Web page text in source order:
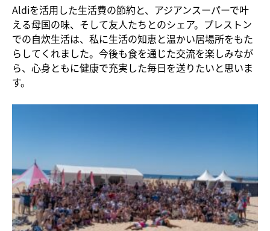
Aldiを活用した生活費の節約と、アジアンスーパーで叶
える母国の味、そして友人たちとのシェア。プレストン
での自炊生活は、私に生活の知恵と温かい居場所をもた
らしてくれました。今後も食を通じた交流を楽しみなが
ら、心身ともに健康で充実した毎日を送りたいと思いま
す。